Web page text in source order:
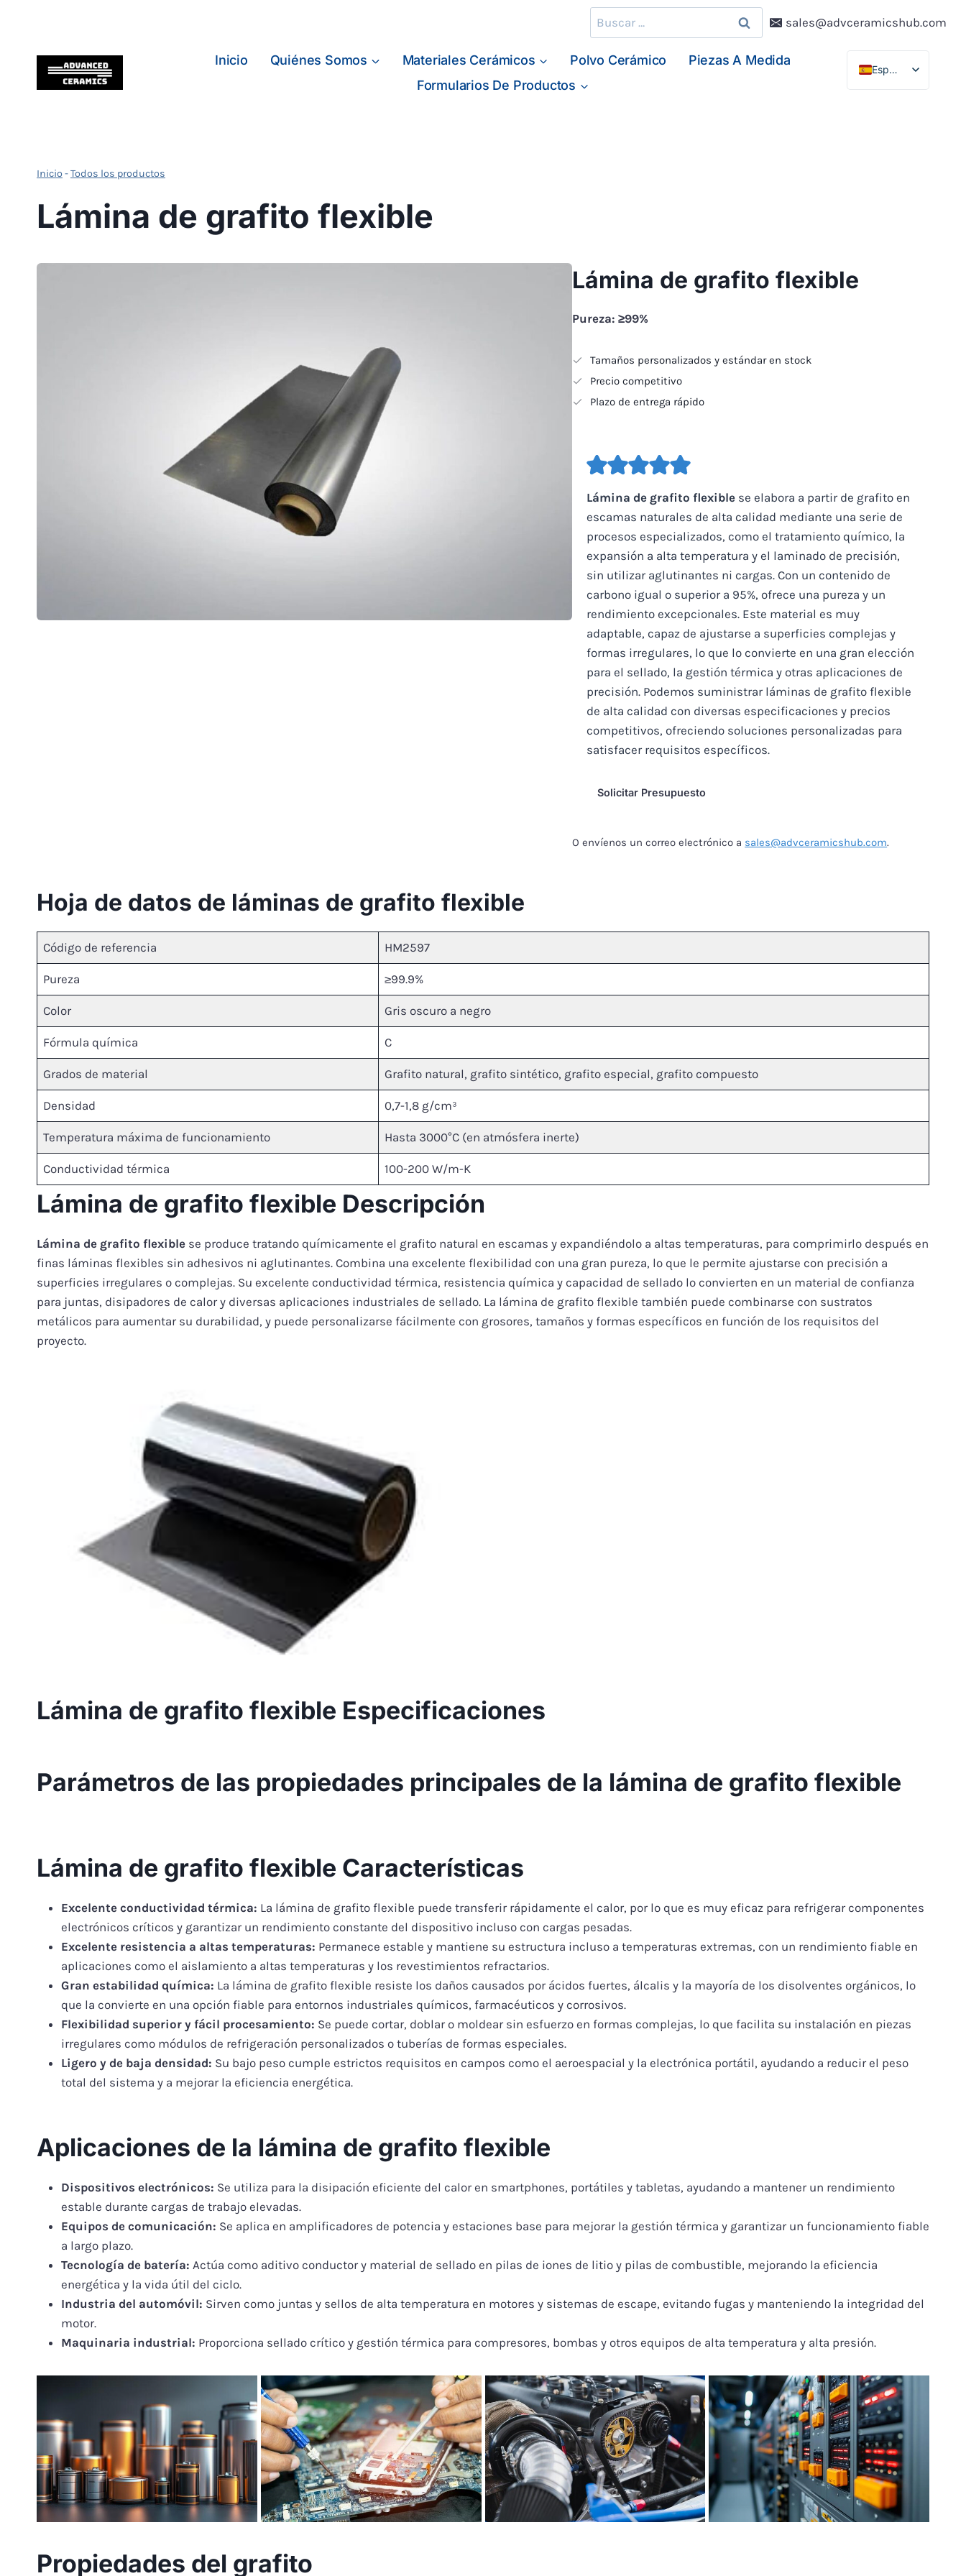
Buscar: sales@advceramicshub.com
Inicio Quiénes Somos Materiales Cerámicos Polvo Cerámico
Piezas A Medida
Formularios De Productos
Español
English
Inicio-Todos los productos
Lámina de grafito flexible
Lámina de grafito flexible
Pureza: ≥99%
Tamaños personalizados y estándar en stock
Precio competitivo
Plazo de entrega rápido
Lámina de grafito flexible se elabora a partir de grafito en
escamas naturales de alta calidad mediante una serie de
procesos especializados, como el tratamiento químico, la
expansión a alta temperatura y el laminado de precisión,
sin utilizar aglutinantes ni cargas. Con un contenido de
carbono igual o superior a 95%, ofrece una pureza y un
rendimiento excepcionales. Este material es muy
adaptable, capaz de ajustarse a superficies complejas y
formas irregulares, lo que lo convierte en una gran elección
para el sellado, la gestión térmica y otras aplicaciones de
precisión. Podemos suministrar láminas de grafito flexible
de alta calidad con diversas especificaciones y precios
competitivos, ofreciendo soluciones personalizadas para
satisfacer requisitos específicos.
Solicitar Presupuesto
O envíenos un correo electrónico a sales@advceramicshub.com.
Hoja de datos de láminas de grafito flexible
Código de referencia HM2597
Pureza ≥99.9%
Color Gris oscuro a negro
Fórmula química C
Grados de material Grafito natural, grafito sintético, grafito especial, grafito compuesto
Densidad 0,7-1,8 g/cm³
Temperatura máxima de funcionamiento Hasta 3000°C (en atmósfera inerte)
Conductividad térmica 100-200 W/m-K
Lámina de grafito flexible Descripción
Lámina de grafito flexible se produce tratando químicamente el grafito natural en escamas y expandiéndolo a altas temperaturas, para comprimirlo después en
finas láminas flexibles sin adhesivos ni aglutinantes. Combina una excelente flexibilidad con una gran pureza, lo que le permite ajustarse con precisión a
superficies irregulares o complejas. Su excelente conductividad térmica, resistencia química y capacidad de sellado lo convierten en un material de confianza
para juntas, disipadores de calor y diversas aplicaciones industriales de sellado. La lámina de grafito flexible también puede combinarse con sustratos
metálicos para aumentar su durabilidad, y puede personalizarse fácilmente con grosores, tamaños y formas específicos en función de los requisitos del
proyecto.
Lámina de grafito flexible Especificaciones
Parámetros de las propiedades principales de la lámina de grafito flexible
Lámina de grafito flexible Características
Excelente conductividad térmica: La lámina de grafito flexible puede transferir rápidamente el calor, por lo que es muy eficaz para refrigerar componentes
electrónicos críticos y garantizar un rendimiento constante del dispositivo incluso con cargas pesadas.
Excelente resistencia a altas temperaturas: Permanece estable y mantiene su estructura incluso a temperaturas extremas, con un rendimiento fiable en
aplicaciones como el aislamiento a altas temperaturas y los revestimientos refractarios.
Gran estabilidad química: La lámina de grafito flexible resiste los daños causados por ácidos fuertes, álcalis y la mayoría de los disolventes orgánicos, lo
que la convierte en una opción fiable para entornos industriales químicos, farmacéuticos y corrosivos.
Flexibilidad superior y fácil procesamiento: Se puede cortar, doblar o moldear sin esfuerzo en formas complejas, lo que facilita su instalación en piezas
irregulares como módulos de refrigeración personalizados o tuberías de formas especiales.
Ligero y de baja densidad: Su bajo peso cumple estrictos requisitos en campos como el aeroespacial y la electrónica portátil, ayudando a reducir el peso
total del sistema y a mejorar la eficiencia energética.
Aplicaciones de la lámina de grafito flexible
Dispositivos electrónicos: Se utiliza para la disipación eficiente del calor en smartphones, portátiles y tabletas, ayudando a mantener un rendimiento
estable durante cargas de trabajo elevadas.
Equipos de comunicación: Se aplica en amplificadores de potencia y estaciones base para mejorar la gestión térmica y garantizar un funcionamiento fiable
a largo plazo.
Tecnología de batería: Actúa como aditivo conductor y material de sellado en pilas de iones de litio y pilas de combustible, mejorando la eficiencia
energética y la vida útil del ciclo.
Industria del automóvil: Sirven como juntas y sellos de alta temperatura en motores y sistemas de escape, evitando fugas y manteniendo la integridad del
motor.
Maquinaria industrial: Proporciona sellado crítico y gestión térmica para compresores, bombas y otros equipos de alta temperatura y alta presión.
Propiedades del grafito